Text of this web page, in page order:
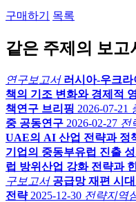
구매하기 목록
같은 주제의 보고
연구보고서 러시아-우크
책의 기조 변화와 경제적
책연구 브리핑 2026-07-21
중 공동연구 2026-02-27 전
UAE의 AI 산업 전략과 정
기업의 중동부유럽 진출 성
럽 방위산업 강화 전략과
구보고서 공급망 재편 시
전략 2025-12-30 전략지역